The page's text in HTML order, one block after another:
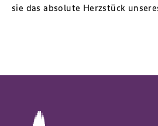
sie das absolute Herzstück